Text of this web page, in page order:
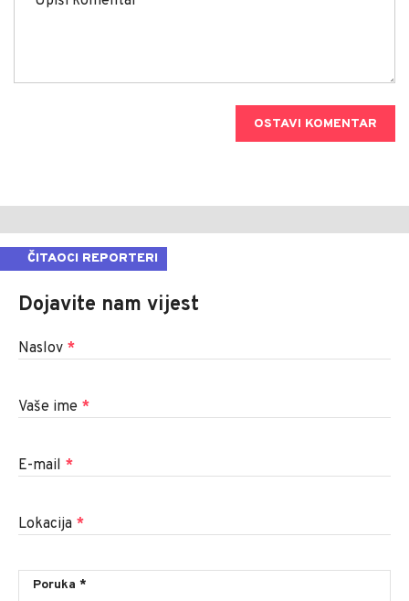
OSTAVI KOMENTAR
ČITAOCI REPORTERI
Dojavite nam vijest
Naslov *
Vaše ime *
E-mail *
Lokacija *